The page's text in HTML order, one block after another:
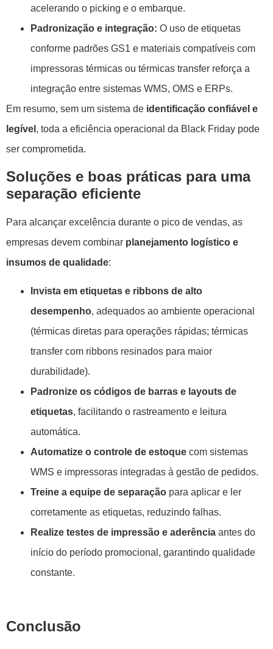
acelerando o picking e o embarque.
Padronização e integração: O uso de etiquetas
conforme padrões GS1 e materiais compatíveis com
impressoras térmicas ou térmicas transfer reforça a
integração entre sistemas WMS, OMS e ERPs.
Em resumo, sem um sistema de identificação confiável e
legível , toda a eficiência operacional da Black Friday pode
ser comprometida.
Soluções e boas práticas para uma
separação eficiente
Para alcançar excelência durante o pico de vendas, as
empresas devem combinar planejamento logístico e
insumos de qualidade:
Invista em etiquetas e ribbons de alto
desempenho, adequados ao ambiente operacional
(térmicas diretas para operações rápidas; térmicas
transfer com ribbons resinados para maior
durabilidade).
Padronize os códigos de barras e layouts de
etiquetas, facilitando o rastreamento e leitura
automática.
Automatize o controle de estoque com sistemas
WMS e impressoras integradas à gestão de pedidos.
Treine a equipe de separação para aplicar e ler
corretamente as etiquetas, reduzindo falhas.
Realize testes de impressão e aderência antes do
início do período promocional, garantindo qualidade
constante.
Conclusão